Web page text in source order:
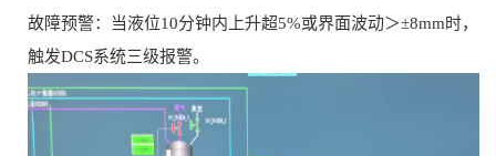
故障预警：当液位10分钟内上升超5%或界面波动＞±8mm时，
触发DCS系统三级报警。